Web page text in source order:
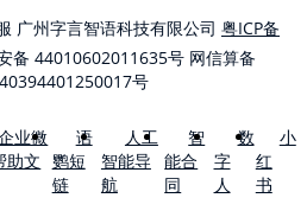
广州字言智语科技有限公司 粤ICP备
备 44010602011635号 网信算备
号
业微
助文
语
鹦短
链
人工
智能导
航
智
能合
同
数
字
人
小
红
书